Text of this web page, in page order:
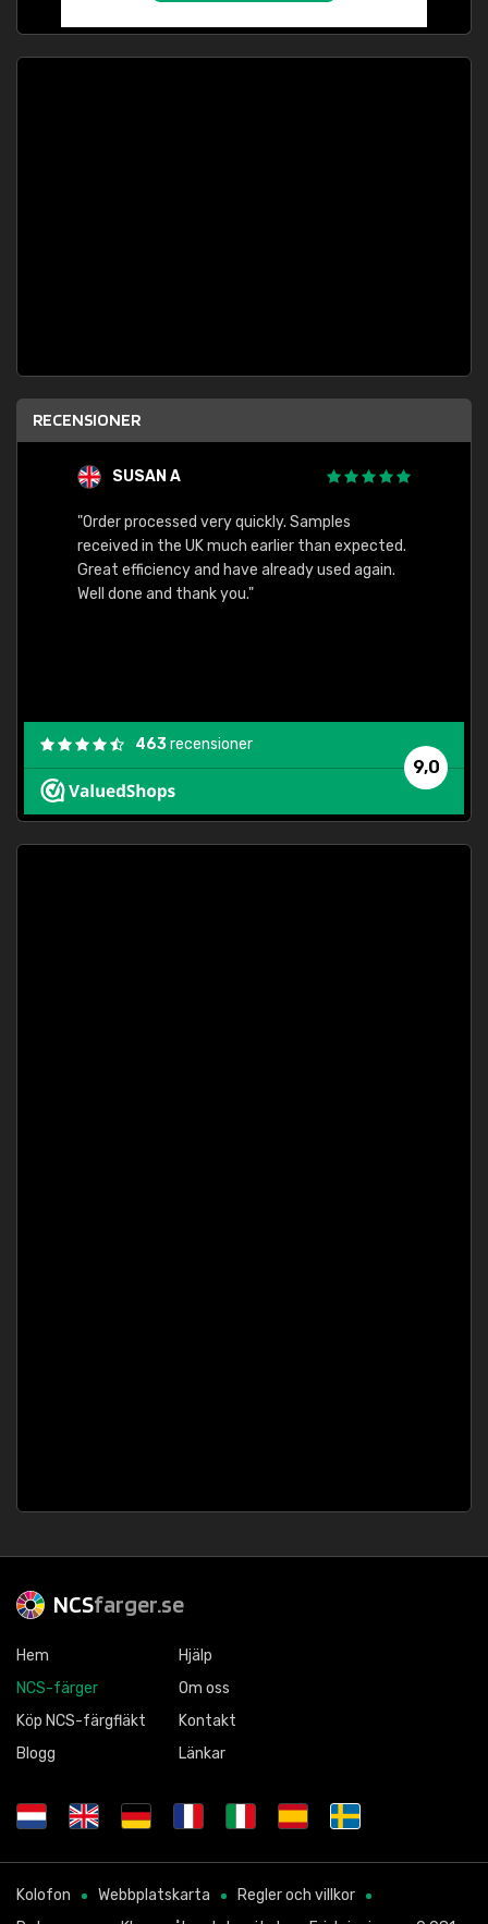
RECENSIONER
SUSAN A
"Order processed very quickly. Samples
received in the UK much earlier than expected.
Great efficiency and have already used again.
Well done and thank you."
9,0
463recensioner
NCSfarger.se
Hem
NCS-färger
Köp NCS-färgfläkt
Blogg
Hjälp
Om oss
Kontakt
Länkar
Kolofon Webbplatskarta
Regler och villkor